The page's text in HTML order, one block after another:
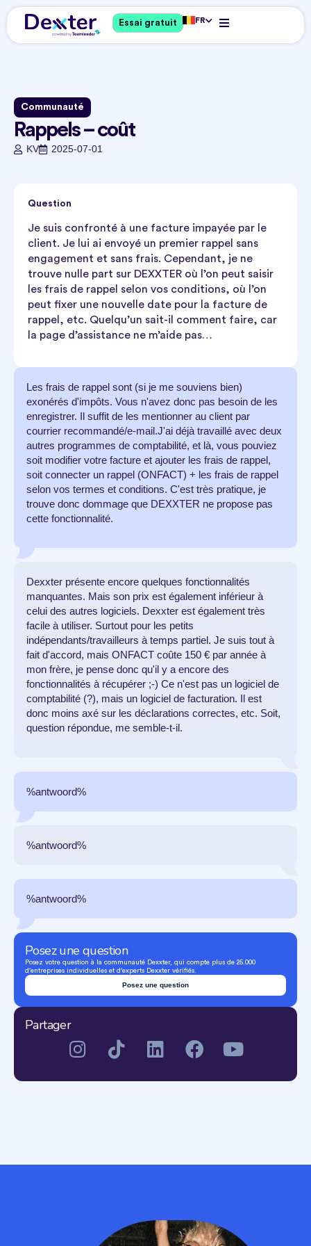
Essai gratuit FR
Communauté
Rappels – coût
KV 2025-07-01
Question
Je suis confronté à une facture impayée par le
client. Je lui ai envoyé un premier rappel sans
engagement et sans frais. Cependant, je ne
trouve nulle part sur DEXXTER où l’on peut saisir
les frais de rappel selon vos conditions, où l’on
peut fixer une nouvelle date pour la facture de
rappel, etc. Quelqu’un sait-il comment faire, car
la page d’assistance ne m’aide pas…
Les frais de rappel sont (si je me souviens bien)
exonérés d'impôts. Vous n'avez donc pas besoin de les
enregistrer. Il suffit de les mentionner au client par
courrier recommandé/e-mail.J'ai déjà travaillé avec deux
autres programmes de comptabilité, et là, vous pouviez
soit modifier votre facture et ajouter les frais de rappel,
soit connecter un rappel (ONFACT) + les frais de rappel
selon vos termes et conditions. C'est très pratique, je
trouve donc dommage que DEXXTER ne propose pas
cette fonctionnalité.
Dexxter présente encore quelques fonctionnalités
manquantes. Mais son prix est également inférieur à
celui des autres logiciels. Dexxter est également très
facile à utiliser. Surtout pour les petits
indépendants/travailleurs à temps partiel. Je suis tout à
fait d'accord, mais ONFACT coûte 150 € par année à
mon frère, je pense donc qu'il y a encore des
fonctionnalités à récupérer ;-) Ce n'est pas un logiciel de
comptabilité (?), mais un logiciel de facturation. Il est
donc moins axé sur les déclarations correctes, etc. Soit,
question répondue, me semble-t-il.
%antwoord%
%antwoord%
%antwoord%
Posez une question
Posez votre question à la communauté Dexxter, qui compte plus de 25.000
d'entreprises individuelles et d'experts Dexxter vérifiés.
Posez une question
Partager